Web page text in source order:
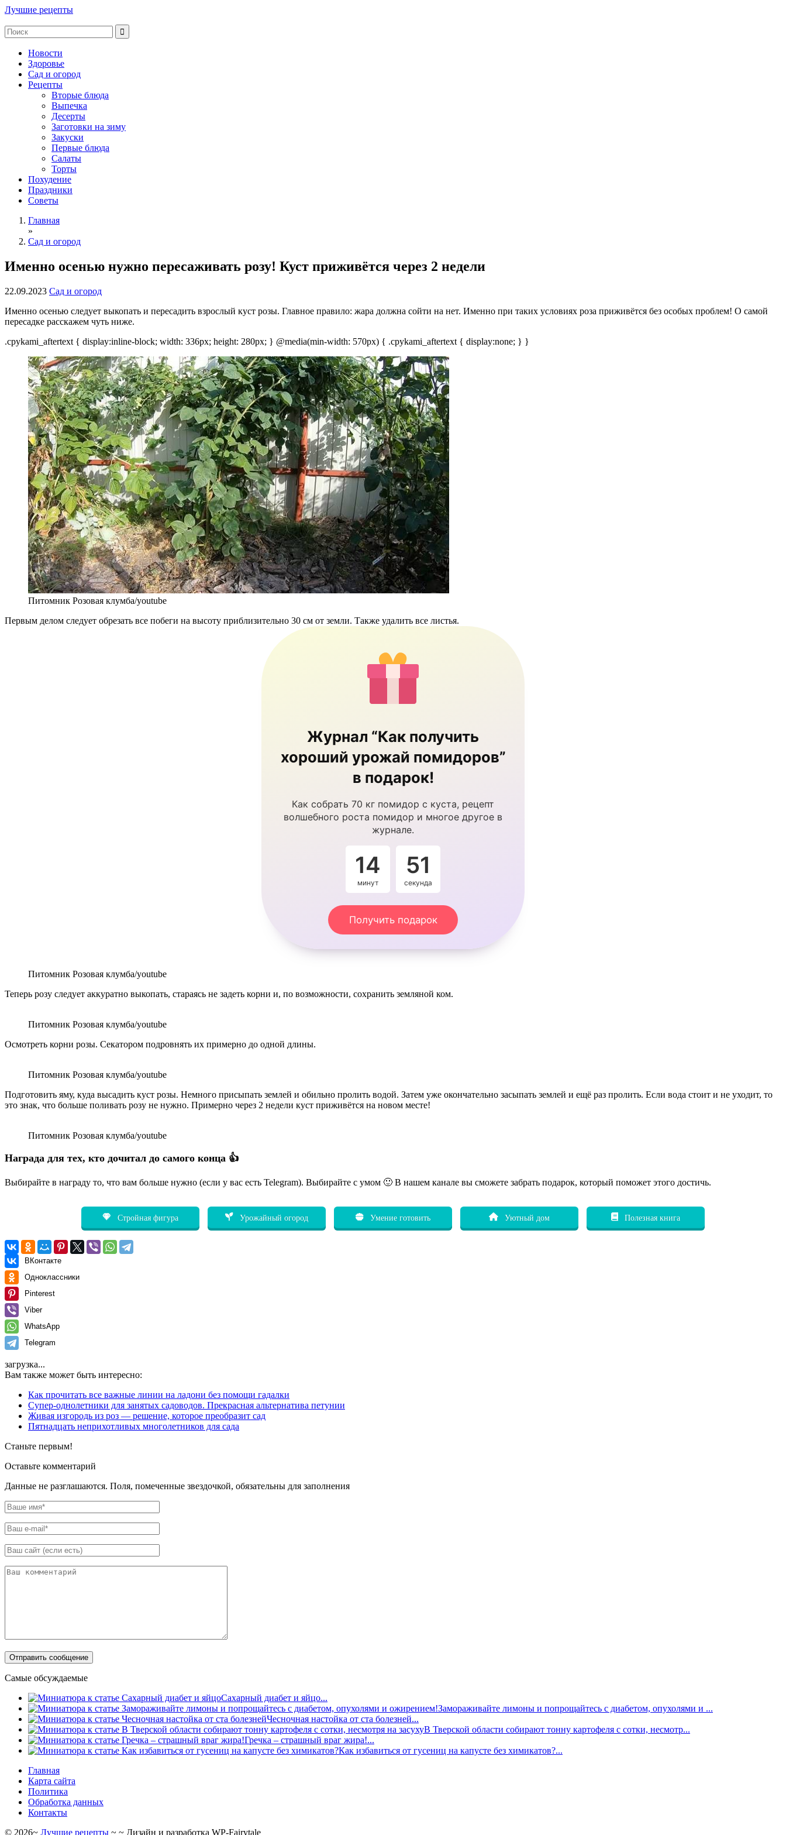
Лучшие рецепты
Новости
Здоровье
Сад и огород
Рецепты
Вторые блюда
Выпечка
Десерты
Заготовки на зиму
Закуски
Первые блюда
Салаты
Торты
Похудение
Праздники
Советы
Главная
»
Сад и огород
Именно осенью нужно пересаживать розу! Куст приживётся через 2 недели
22.09.2023 Сад и огород
Именно осенью следует выкопать и пересадить взрослый куст розы. Главное правило: жара должна сойти на нет. Именно при таких условиях роза приживётся без особых проблем! О самой
пересадке расскажем чуть ниже.
.cpykami_aftertext { display:inline-block; width: 336px; height: 280px; } @media(min-width: 570px) { .cpykami_aftertext { display:none; } }
Питомник Розовая клумба/youtube
Первым делом следует обрезать все побеги на высоту приблизительно 30 см от земли. Также удалить все листья.
Журнал “Как получить
хороший урожай помидоров”
в подарок!
Как собрать 70 кг помидор с куста, рецепт
волшебного роста помидор и многое другое в
журнале.
14
минут
51
секунда
Получить подарок
Питомник Розовая клумба/youtube
Теперь розу следует аккуратно выкопать, стараясь не задеть корни и, по возможности, сохранить земляной ком.
Питомник Розовая клумба/youtube
Осмотреть корни розы. Секатором подровнять их примерно до одной длины.
Питомник Розовая клумба/youtube
Подготовить яму, куда высадить куст розы. Немного присыпать землей и обильно пролить водой. Затем уже окончательно засыпать землей и ещё раз пролить. Если вода стоит и не уходит, то
это знак, что больше поливать розу не нужно. Примерно через 2 недели куст приживётся на новом месте!
Питомник Розовая клумба/youtube
Награда для тех, кто дочитал до самого конца 👍
Выбирайте в награду то, что вам больше нужно (если у вас есть Telegram). Выбирайте с умом 🙂 В нашем канале вы сможете забрать подарок, который поможет этого достичь.
Стройная фигура Урожайный огород Умение готовить Уютный дом Полезная книга
ВКонтакте
Одноклассники
Pinterest
Viber
WhatsApp
Telegram
загрузка...
Вам также может быть интересно:
Как прочитать все важные линии на ладони без помощи гадалки
Супер-однолетники для занятых садоводов. Прекрасная альтернатива петунии
Живая изгородь из роз — решение, которое преобразит сад
Пятнадцать неприхотливых многолетников для сада
Станьте первым!
Оставьте комментарий
Данные не разглашаются. Поля, помеченные звездочкой, обязательны для заполнения
Самые обсуждаемые
Сахарный диабет и яйцо...
Замораживайте лимоны и попрощайтесь с диабетом, опухолями и ...
Чесночная настойка от ста болезней...
В Тверской области собирают тонну картофеля с сотки, несмотр...
Гречка – страшный враг жира!...
Как избавиться от гусениц на капусте без химикатов?...
Главная
Карта сайта
Политика
Обработка данных
Контакты
© 2026~ Лучшие рецепты ~ ~ Дизайн и разработка WP-Fairytale